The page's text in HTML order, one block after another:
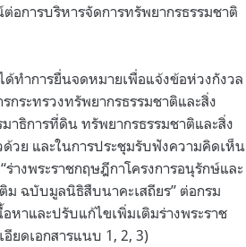
อการบริหารจัดการทรัพยากรธรรมชาติ
ทำการยื่นจดหมายเพื่อแจ้งข้อห่วงกังวล
ระทรวงทรัพยากรธรรมชาติและสิ่ง
ธิการที่ดิน ทรัพยากรธรรมชาติและสิ่ง
วย และในการประชุมรับฟังความคิดเห็น
างพระราชกฤษฎีกาโครงการอนุรักษ์และ
ฉบับมูลนิธิสืบนาคะเสถียร” ต่อกรม
าและปรับแก้ไขเพิ่มเติมร่างพระราช
ยดเอกสารแนบ 1, 2, 3)